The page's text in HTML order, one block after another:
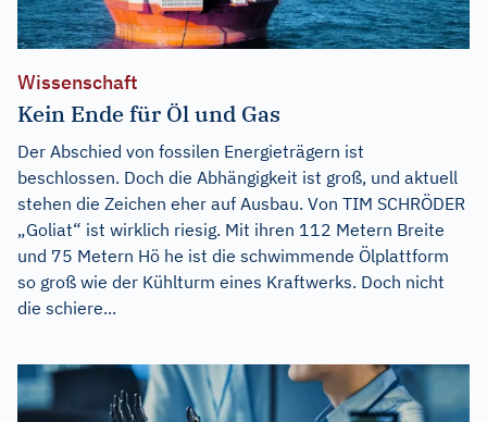
Wissenschaft
Kein Ende für Öl und Gas
Der Abschied von fossilen Energieträgern ist
beschlossen. Doch die Abhängigkeit ist groß, und aktuell
stehen die Zeichen eher auf Ausbau. Von TIM SCHRÖDER
„Goliat“ ist wirklich riesig. Mit ihren 112 Metern Breite
und 75 Metern Hö he ist die schwimmende Ölplattform
so groß wie der Kühlturm eines Kraftwerks. Doch nicht
die schiere...